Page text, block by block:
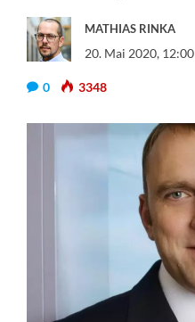
MATHIAS RINKA
20. Mai 2020, 12:00
0 3348